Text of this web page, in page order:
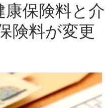
保険料と介
険料が変更